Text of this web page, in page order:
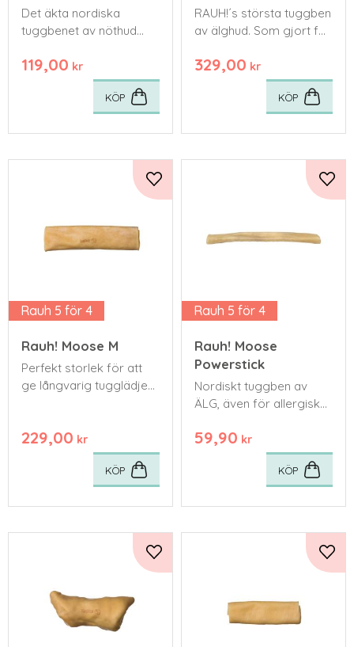
Det äkta nordiska
tuggbenet av nöthud
god älgsalami
119,00 kr
KÖP
RAUH!´s största tuggben
av älghud. Som gjort för
tugglädje!
329,00 kr
KÖP
Rauh 5 för 4
Rauh! Moose M
Perfekt storlek för att
ge långvarig tugglädje
229,00 kr
Lägg till i favoriter
KÖP
Rauh 5 för 4
Rauh! Moose
Powerstick
Nordiskt tuggben av
ÄLG, även för allergiska
utförande för små
hundar och valpar
59,90 kr
KÖP
Lägg till i favoriter